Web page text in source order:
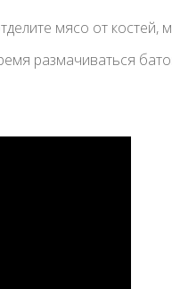
мясо от костей,
размачиваться